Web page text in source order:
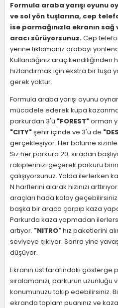
Formula araba yarışı oyunu
ve sol yön tuşlarına, cep
ise parmağınızla ekranın
aracı sürüyorsunuz.Cep
yerine tıklamanız arabayı
Kullandığınız araç kendiliğinden
hızlandırmak için ekstra bir tuşa
gerek yoktur.
Formula araba yarışı oyunu
mücadele ederek kupa
parkurdan 3'ü "FOREST"orman
"CITY"şehir içinde ve 3'ü de
gerçekleşiyor. Her bölüme sizinle
Siz her parkura 20. sıradan
rakiplerinizi geçerek parkuru
çalışıyorsunuz. Yolda ilerlerken
N harflerini alarak hızınızı
araçları hada kolay
başka bir araca çarpıp kaza
Parkurda kaza yapmadan
artıyor. "NITRO"hız paketlerini
seviyeye çıkıyor. Sonra yine
düşüyor.
Ekranın üst tarafındaki gösterge
sıralamanızı, parkurun uzunluğu
konumunuzu takip edebilirsiniz.
ekranda toplam puanınız ve